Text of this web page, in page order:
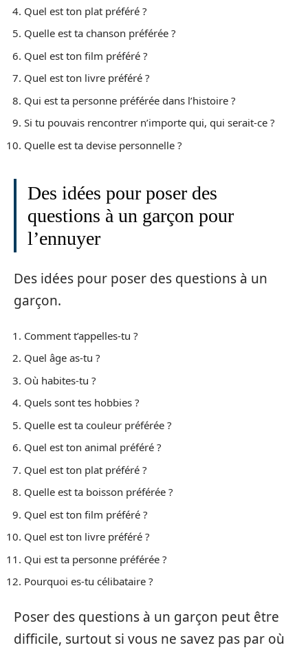
Quel est ton plat préféré ?
Quelle est ta chanson préférée ?
Quel est ton film préféré ?
Quel est ton livre préféré ?
Qui est ta personne préférée dans l’histoire ?
Si tu pouvais rencontrer n’importe qui, qui serait-ce ?
Quelle est ta devise personnelle ?
Des idées pour poser des
questions à un garçon pour
l’ennuyer
Des idées pour poser des questions à un
garçon.
Comment t’appelles-tu ?
Quel âge as-tu ?
Où habites-tu ?
Quels sont tes hobbies ?
Quelle est ta couleur préférée ?
Quel est ton animal préféré ?
Quel est ton plat préféré ?
Quelle est ta boisson préférée ?
Quel est ton film préféré ?
Quel est ton livre préféré ?
Qui est ta personne préférée ?
Pourquoi es-tu célibataire ?
Poser des questions à un garçon peut être
difficile, surtout si vous ne savez pas par où